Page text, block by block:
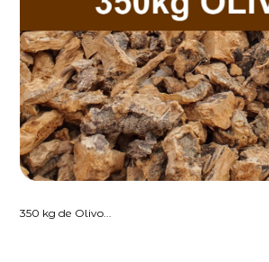
350 kg de Olivo...